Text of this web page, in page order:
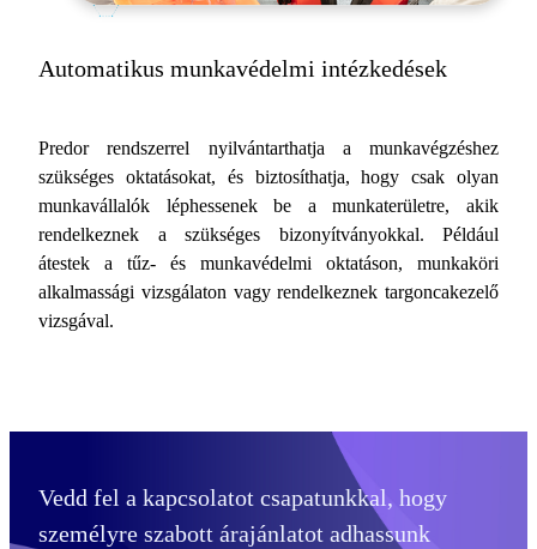
Automatikus munkavédelmi intézkedések
Predor rendszerrel nyilvántarthatja a munkavégzéshez
szükséges oktatásokat, és biztosíthatja, hogy csak olyan
munkavállalók léphessenek be a munkaterületre, akik
rendelkeznek a szükséges bizonyítványokkal. Például
átestek a tűz- és munkavédelmi oktatáson, munkaköri
alkalmassági vizsgálaton vagy rendelkeznek targoncakezelő
vizsgával.
Vedd fel a kapcsolatot csapatunkkal, hogy
személyre szabott árajánlatot adhassunk